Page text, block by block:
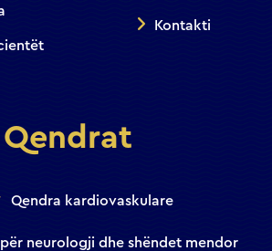
Kontakti
Qendrat
Qendra kardiovaskulare
neurologji dhe shëndet mendor